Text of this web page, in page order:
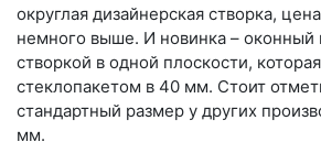
округлая дизайнерская створка,
немного выше. И новинка – оконный
створкой в одной плоскости,
стеклопакетом в 40 мм. Стоит
стандартный размер у других
мм.